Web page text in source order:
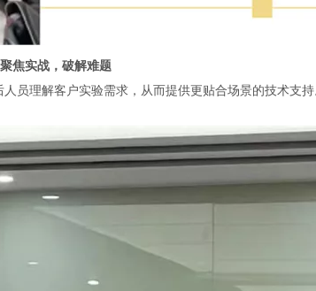
聚焦实战，破解难题
员理解客户实验需求，从而提供更贴合场景的技术支